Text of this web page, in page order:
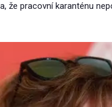
že pracovní karanténu